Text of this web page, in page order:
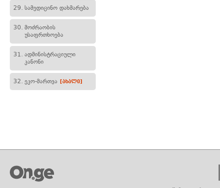
29. სამედიცინო დახმარება
30. მოძრაობის
უსაფრთხოება
31. ადმინისტრაციული
კანონი
32. ეკო-მართვა [ახალი]